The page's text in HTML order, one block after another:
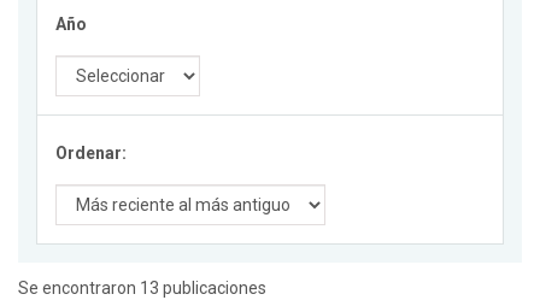
Año
Ordenar:
Se encontraron 13 publicaciones